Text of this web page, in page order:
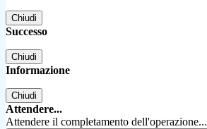
Chiudi
Successo
Chiudi
Informazione
Chiudi
Attendere...
Attendere il completamento dell'operazione...